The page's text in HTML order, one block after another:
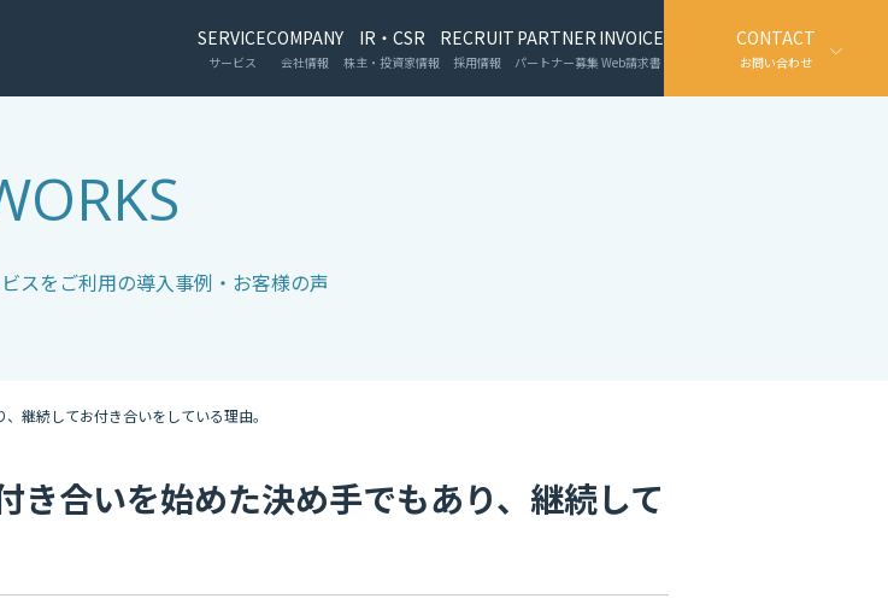
SERVICE
サービス
COMPANY
会社情報
IR・CSR
株主・投資家情報
RECRUIT
採用情報
PARTNER
パートナー募集
INVOICE
Web請求書
CONTACT
お問い合わせ
スをご利用の導入事例・お客様の声
継続してお付き合いをしている理由。
き合いを始めた決め手でもあり、継続して